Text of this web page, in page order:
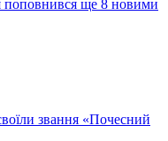
поповнився ще 8 новими
звання «Почесний